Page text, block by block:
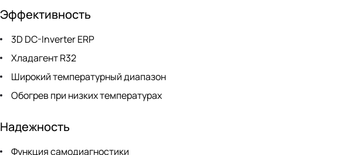
Эффективность
3D DC-Inverter ERP
Хладагент R32
Широкий температурный диапазон
Обогрев при низких температурах
Надежность
Функция самодиагностики